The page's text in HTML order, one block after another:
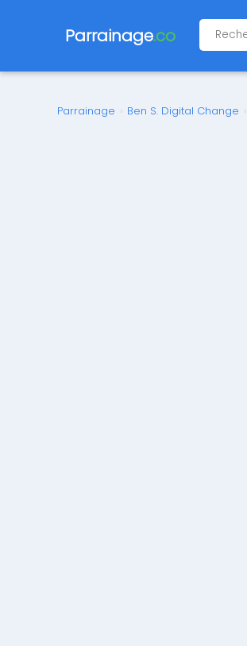
Parrainage.co
Parrainage › Ben S. Digital Change ›